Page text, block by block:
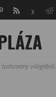
tudomány világából.